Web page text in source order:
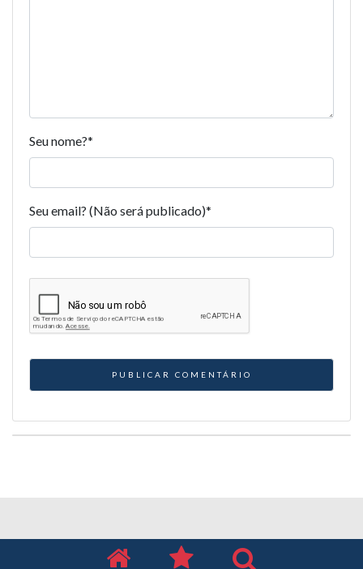
Seu nome?*
Seu email? (Não será publicado)*